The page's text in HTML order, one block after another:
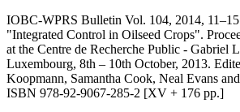
IOBC-WPRS Bulletin Vol. 104, 2014,
"Integrated Control in Oilseed Crops".
at the Centre de Recherche Public - Gabriel
Luxembourg, 8th – 10th October, 2013.
Koopmann, Samantha Cook, Neal Evans
ISBN 978-92-9067-285-2 [XV + 176 pp.]